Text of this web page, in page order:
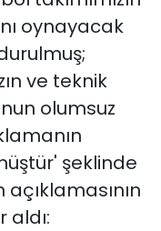
oynayacak
ve teknik
olumsuz
şeklinde
aldı: